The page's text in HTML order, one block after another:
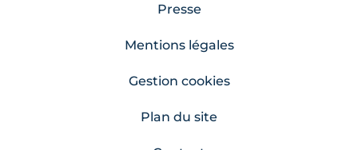
Presse
Mentions légales
Gestion cookies
Plan du site